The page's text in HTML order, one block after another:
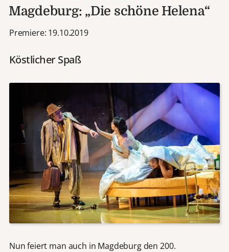
Magdeburg: „Die schöne Helena“
Premiere: 19.10.2019
Köstlicher Spaß
Nun feiert man auch in Magdeburg den 200.